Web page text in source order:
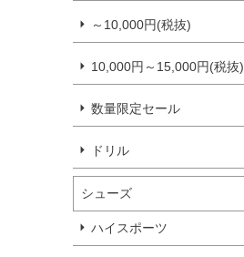
～10,000円(税抜)
10,000円～15,000円(税抜)
数量限定セール
ドリル
シューズ
ハイスポーツ